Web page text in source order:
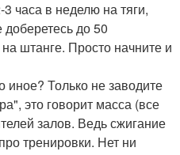
часа в неделю на тяги,
до 50
штанге. Просто начните и
иное? Только не заводите
это говорит масса (все
залов. Ведь сжигание
тренировки. Нет ни